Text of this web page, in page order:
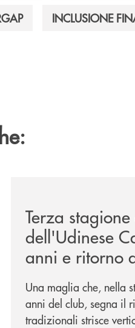
INCLUSIONE
Terza
dell'Udinese
anni e ritorno
tradizioni
Una maglia che, nella
anni del club, segna il
tradizionali strisce